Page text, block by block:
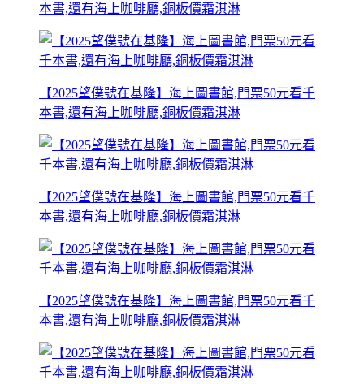
本書,還有海上咖啡廳,銅板價霜淇淋
【2025望僕號在基隆】海上圖書館,門票50元看千
本書,還有海上咖啡廳,銅板價霜淇淋
【2025望僕號在基隆】海上圖書館,門票50元看千
本書,還有海上咖啡廳,銅板價霜淇淋
【2025望僕號在基隆】海上圖書館,門票50元看千
本書,還有海上咖啡廳,銅板價霜淇淋